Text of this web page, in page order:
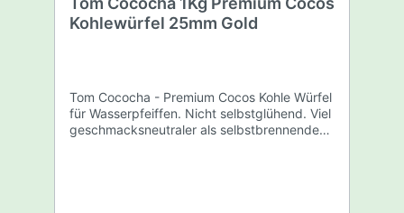
Kohlewürfel 25mm Gold
Tom Cococha - Premium Cocos Kohle Würfel
für Wasserpfeiffen. Nicht selbstglühend. Viel
geschmacksneutraler als selbstbrennende